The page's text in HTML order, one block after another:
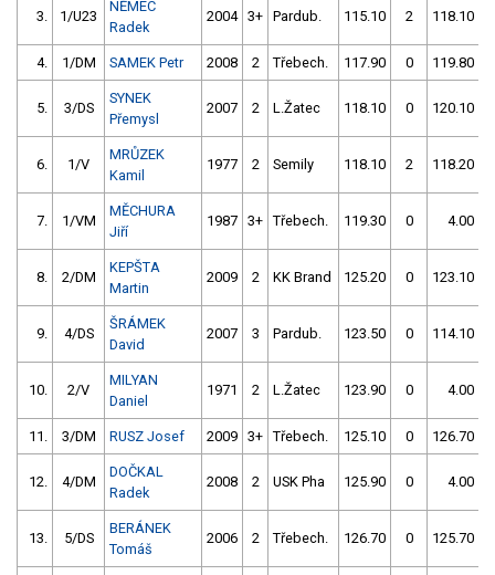
3. 1/U23
NĚMEC
Radek
2004 3+ Pardub. 115.10 2 118.10
4. 1/DM SAMEK Petr 2008 2 Třebech. 117.90 0 119.80
5. 3/DS
SYNEK
Přemysl
2007 2 L.Žatec 118.10 0 120.10
6. 1/V
MRŮZEK
Kamil
1977 2 Semily 118.10 2 118.20
7. 1/VM
MĚCHURA
Jiří
1987 3+ Třebech. 119.30 0 4.00
8. 2/DM
KEPŠTA
Martin
2009 2 KK Brand 125.20 0 123.10
9. 4/DS
ŠRÁMEK
David
2007 3 Pardub. 123.50 0 114.10
10. 2/V
MILYAN
Daniel
1971 2 L.Žatec 123.90 0 4.00
11. 3/DM RUSZ Josef 2009 3+ Třebech. 125.10 0 126.70
12. 4/DM
DOČKAL
Radek
2008 2 USK Pha 125.90 0 4.00
13. 5/DS
BERÁNEK
Tomáš
2006 2 Třebech. 126.70 0 125.70